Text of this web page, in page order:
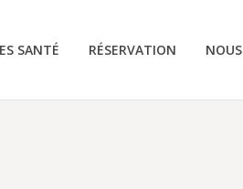
SANTÉ RÉSERVATION